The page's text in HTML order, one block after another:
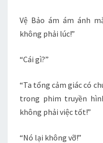
Vệ Bảo ám ám ánh
không phải lúc!”
“Cái gì?”
“Ta tổng cảm giác có
trong phim truyền
không phải việc tốt!”
“Nó lại không vỡ!”